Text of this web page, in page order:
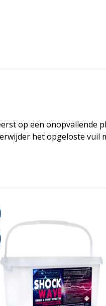
op een onopvallende
het opgeloste vuil